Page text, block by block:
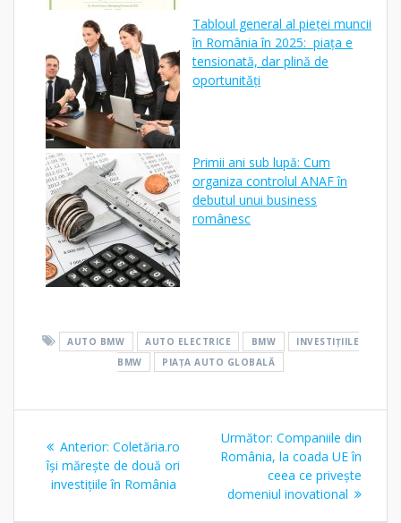
Tabloul general al pieței muncii
în România în 2025: piața e
tensionată, dar plină de
oportunități
Primii ani sub lupă: Cum
organiza controlul ANAF în
debutul unui business
românesc
AUTO BMW AUTO ELECTRICE BMW
INVESTIȚIILE
BMW
PIAȚA AUTO GLOBALĂ
articole
Anterior: Articolul
anterior:
Coletăria.ro
își mărește de două ori
investiţiile în România
Următor: Articolul
următor:
Companiile din
România, la coada UE în
ceea ce privește
domeniul inovational